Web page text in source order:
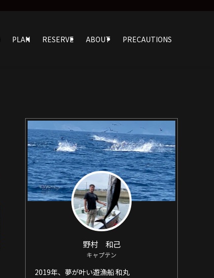
PLAN RESERVE ABOUT PRECAUTIONS
野村 和己
キャプテン
2019年、夢が叶い遊漁船 和丸